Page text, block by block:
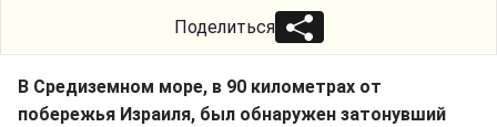
Поделиться
В Средиземном море, в 90 километрах от
побережья Израиля, был обнаружен затонувший